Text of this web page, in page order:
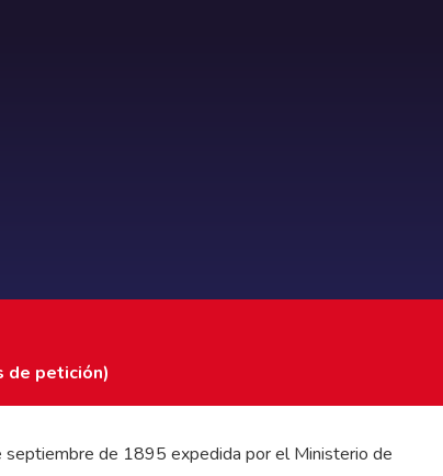
de petición)
septiembre de 1895 expedida por el Ministerio de